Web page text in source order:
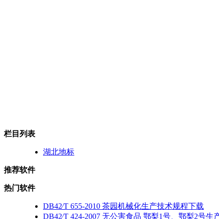
栏目列表
湖北地标
推荐软件
热门软件
DB42∕T 655-2010 茶园机械化生产技术规程下载
DB42∕T 424-2007 无公害食品 鄂梨1号、鄂梨2号生